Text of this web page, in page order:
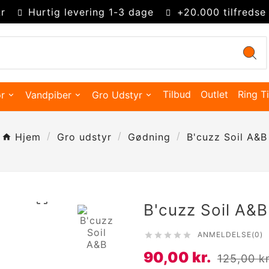
Hurtig levering 1-3 dage +20.000 tilfredse
Vandpiber Gro Udstyr Tilbud Outlet Ring
Hjem Gro udstyr Gødning B'cuzz Soil A&B

B'cuzz Soil A&B
     ANMELDELSE(0)
90,00 kr. 125,00